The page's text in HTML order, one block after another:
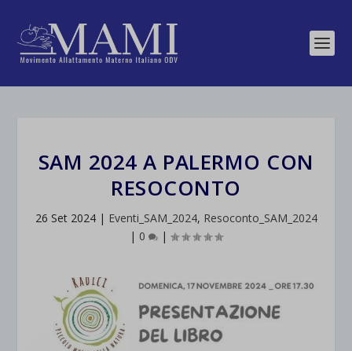
SAM 2024 A PALERMO CON
RESOCONTO
26 Set 2024| Eventi_SAM_2024, Resoconto_SAM_2024
| 0 |